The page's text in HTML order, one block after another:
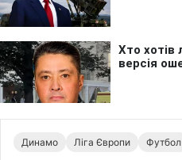
Динамо Ліга Європи Футбол